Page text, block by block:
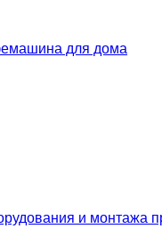
для дома
и монтажа